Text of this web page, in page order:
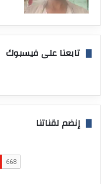
تابعنا على فيسبوك
إنضم لقناتنا